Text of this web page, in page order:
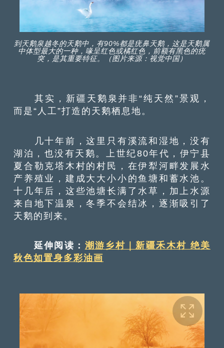
到天鹅泉越冬的天鹅中，有90%都是疣鼻天鹅，这是天鹅属
中体型最大的一种，喙呈红色或橘红色，前额有黑色的疣
突，是其重要特征。（图片来源：视觉中国）
其实，新疆天鹅泉并非“纯天然”景观，
而是“人工”打造的天鹅栖息地。
几十年前，这里只有溪流和湿地，没有
湖泊，也没有天鹅。上世纪80年代，伊宁县
夏合勒克塔木村的村民，在伊犁河畔发展水
产养殖业，建成大大小小的鱼塘和蓄水池。
十几年后，这些池塘长满了水草，加上水源
来自地下温泉，冬季不会结冰，逐渐吸引了
天鹅的到来。
延伸阅读： 潮游乡村｜新疆禾木村 绝美
秋色如置身多彩油画